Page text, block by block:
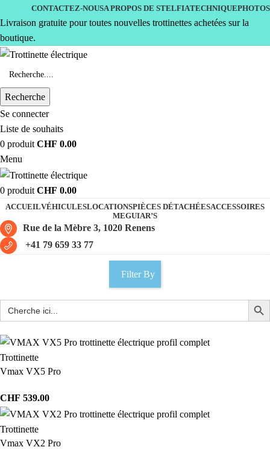
CONTACTEZ-NOUSA PROPOS DE STELFIATECHNIQUEPHOTOS
Livraison gratuite pour toutes nouvelles trottinettes achetées sur la
boutique.
Recherche
Se connecter
Liste de souhaits
0 produit CHF 0.00
Menu
0 produit CHF 0.00
ACCUEILVÉHICULESLOCATIONSPIÈCES DÉTACHÉESACCESSOIRES
MEGUIAR’S
Rue de la Mèbre 3, 1020 Renens
+41 79 659 33 77
Filter By
Trottinette
Vmax VX5 Pro
CHF 539.00
Trottinette
Vmax VX2 Pro